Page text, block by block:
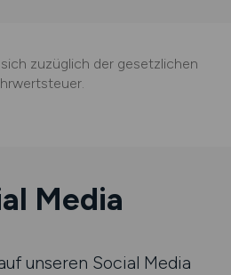
zuzüglich der gesetzlichen
Media
unseren Social Media